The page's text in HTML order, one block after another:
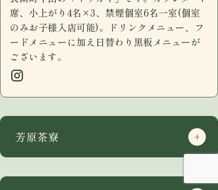
席、小上がり4名×3、禁煙個室6名一室(個室
のみお子様入店可能)。ドリンクメニュー、フ
ードメニューに加え日替わり黒板メニューが
ございます。
芳原茶寮